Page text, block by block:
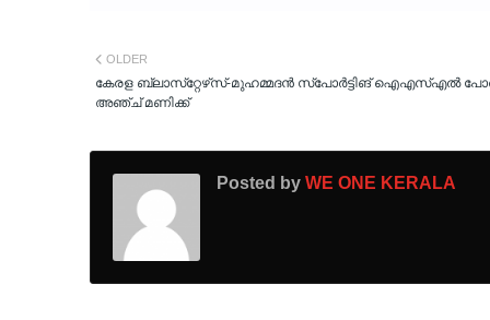
OLDER
കേരള ബ്ലാസ്‌റ്റേഴ്‌സ്-മുഹമ്മദന്‍ സ്‌പോര്‍ട്ടിങ് ഐഎസ്എല്‍
അഞ്ച് മണിക്ക്
Posted by WE ONE KERALA